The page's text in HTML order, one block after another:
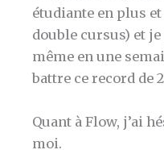
étudiante en plus
double cursus) et je
même en une
battre ce record de
Quant à Flow, j’ai
moi.